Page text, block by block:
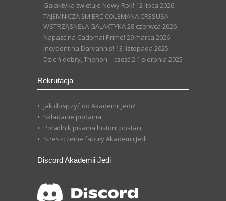
Galaktyka świętuje Nowy Rok! 12 lipca 2026
TAJEMNICZA ŚMIERĆ COLEMANA CRESUSA
WSTRZĄSNĘŁA GALAKTYKĄ28 czerwca 2026
Napaść na Cadomai Prime! 29 marca 2026
Incydent na Darvannis! 13 listopada 2025
Dzień dobry, Thenon – część 2 1 sierpnia 2025
Rekrutacja
Jak dołączyć do Akademii Jedi?
Składanie podania
Poradnik pisania historii postaci
Streszczenie fabuły Akademii Jedi
Discord Akademii Jedi